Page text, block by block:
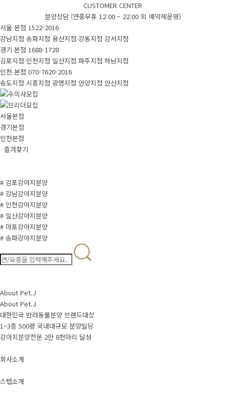
CUSTOMER CENTER
분양상담 (연중무휴 12:00 ~ 22:00 외 예약제운영)
서울 본점 1522-2016
강남지점 송파지점 용산지점 강동지점 강서지점
경기 본점 1688-1728
김포지점 인천지점 일산지점 파주지점 하남지점
인천 본점 070-7620-2016
송도지점 시흥지점 광명지점 안양지점 안산지점
서울본점
경기본점
인천본점
즐겨찾기
# 김포강아지분양
# 강남강아지분양
# 인천강아지분양
# 일산강아지분양
# 마포강아지분양
# 송파강아지분양
About Pet.J
About Pet.J
대한민국 반려동물분양 브랜드대상
1~3층 500평 국내대규모 분양빌딩
강아지분양전문 2만 8천마리 달성
회사소개
스텝소개